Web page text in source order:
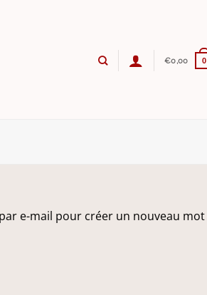
€0,00 0
e-mail pour créer un nouveau mot